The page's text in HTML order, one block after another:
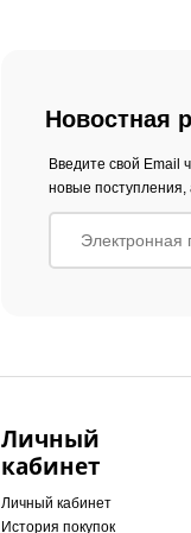
Новостная
Введите свой Email
новые
Личный
кабинет
Личный кабинет
История покупок